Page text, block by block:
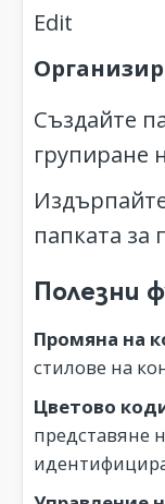
Edit
Създайте
групиране
папката за
Полезни
Промяна на
стилове на
Цветово
представяне